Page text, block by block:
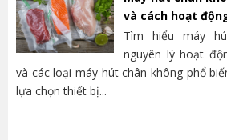
và cách hoạt
Tìm hiểu máy
nguyên lý hoạt
và các loại máy hút chân không phổ
lựa chọn thiết bị...